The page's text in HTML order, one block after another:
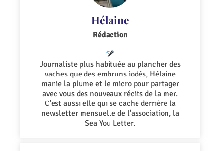
Hélaine
Rédaction
Journaliste plus habituée au plancher des
vaches que des embruns iodés, Hélaine
manie la plume et le micro pour partager
avec vous des nouveaux récits de la mer.
C'est aussi elle qui se cache derrière la
newsletter mensuelle de l'association, la
Sea You Letter.